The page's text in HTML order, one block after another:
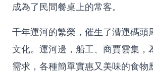
成為了民間餐桌上的常客。
千年運河的繁榮，催生了漕運碼頭
文化。運河邊，船工、商賈雲集，
需求，各種簡單實惠又美味的食物